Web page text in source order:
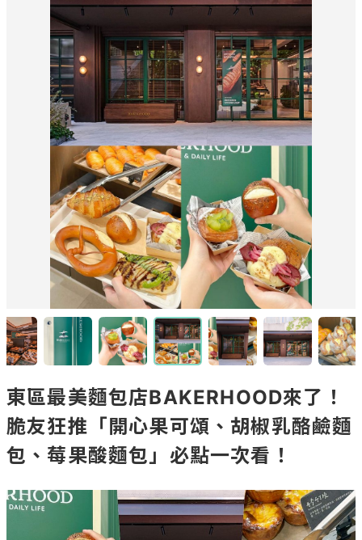
東區最美麵包店BAKERHOOD來了！
脆友狂推「開心果可頌、胡椒乳酪鹼麵
包、莓果酸麵包」必點一次看！